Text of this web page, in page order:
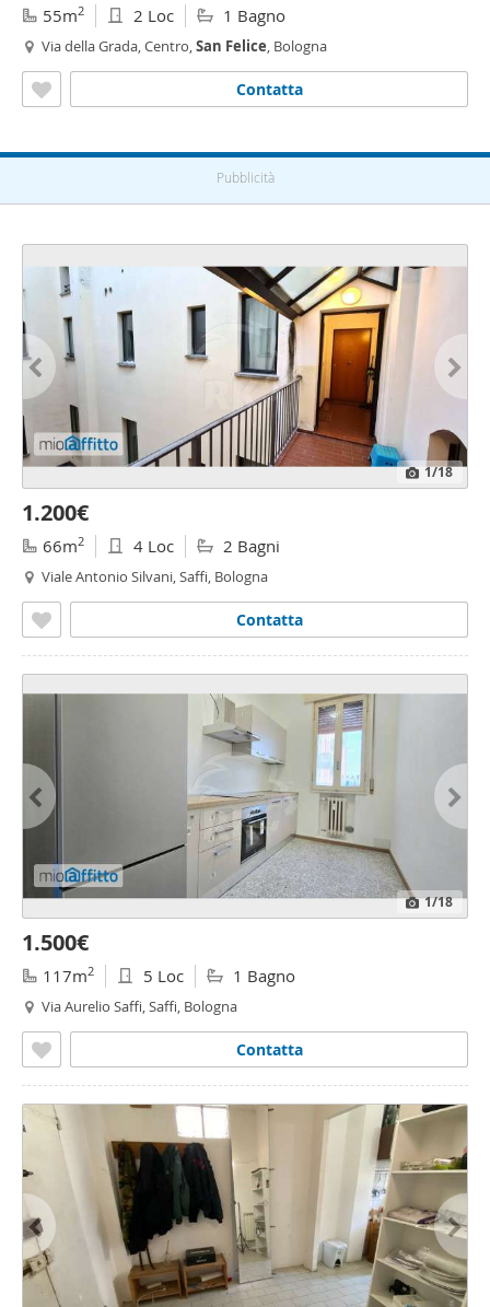
55m2 2 Loc 1 Bagno
Via della Grada, Centro,San Felice, Bologna
Contatta
Pubblicità
1/18
1.200€
66m2 4 Loc 2 Bagni
Viale Antonio Silvani, Saffi, Bologna
Contatta
1/18
1.500€
117m2 5 Loc 1 Bagno
Via Aurelio Saffi, Saffi, Bologna
Contatta